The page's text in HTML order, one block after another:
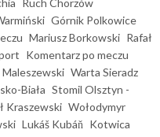
Górnik Polkowice
Mariusz Borkowski Rafał
Komentarz po meczu
Warta Sieradz
Biała Stomil Olsztyn -
Kraszewski Wołodymyr
Lukáš Kubáň Kotwica